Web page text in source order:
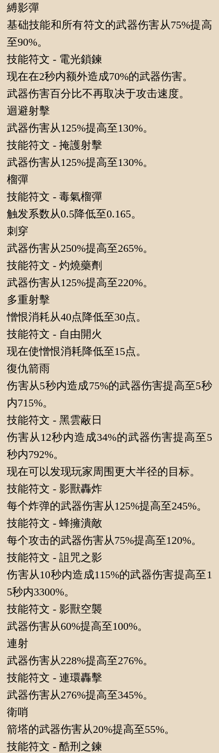
縛影彈
基础技能和所有符文的武器伤害从75%提高
至90%。
技能符文 - 電光鎖鍊
现在在2秒内额外造成70%的武器伤害。
武器伤害百分比不再取决于攻击速度。
迴避射擊
武器伤害从125%提高至130%。
技能符文 - 掩護射擊
武器伤害从125%提高至130%。
榴彈
技能符文 - 毒氣榴彈
触发系数从0.5降低至0.165。
刺穿
武器伤害从250%提高至265%。
技能符文 - 灼燒藥劑
武器伤害从125%提高至220%。
多重射擊
憎恨消耗从40点降低至30点。
技能符文 - 自由開火
现在使憎恨消耗降低至15点。
復仇箭雨
伤害从5秒内造成75%的武器伤害提高至5秒
内715%。
技能符文 - 黑雲蔽日
伤害从12秒内造成34%的武器伤害提高至5
秒内792%。
现在可以发现玩家周围更大半径的目标。
技能符文 - 影獸轟炸
每个炸弹的武器伤害从125%提高至245%。
技能符文 - 蜂擁潰敵
每个攻击的武器伤害从75%提高至120%。
技能符文 - 詛咒之影
伤害从10秒内造成115%的武器伤害提高至1
5秒内3300%。
技能符文 - 影獸空襲
武器伤害从60%提高至100%。
連射
武器伤害从228%提高至276%。
技能符文 - 連環轟擊
武器伤害从276%提高至345%。
衛哨
箭塔的武器伤害从20%提高至55%。
技能符文 - 酷刑之鍊